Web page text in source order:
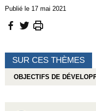
Publié le 17 mai 2021
SUR CES THÈMES
OBJECTIFS DE